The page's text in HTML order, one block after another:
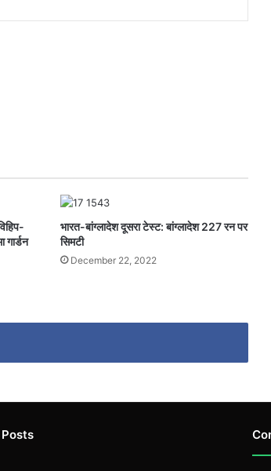
गार्डन
भारत-बांग्लादेश दूसरा टेस्ट: बांग्लादेश 227 रन पर
सिमटी
December 22, 2022